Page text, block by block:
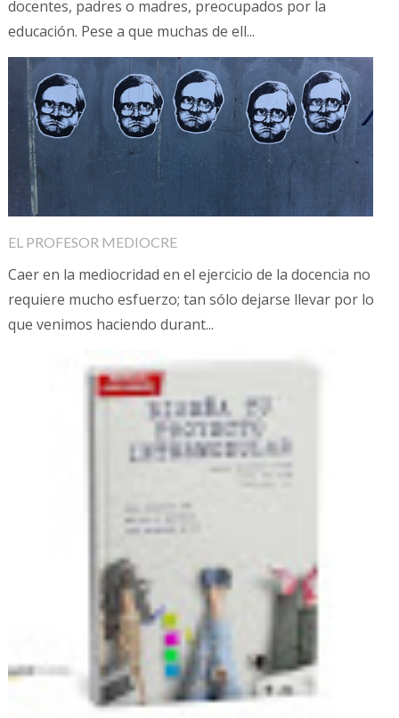
docentes, padres o madres, preocupados por la
educación. Pese a que muchas de ell...
EL PROFESOR MEDIOCRE
Caer en la mediocridad en el ejercicio de la docencia no
requiere mucho esfuerzo; tan sólo dejarse llevar por lo
que venimos haciendo durant...